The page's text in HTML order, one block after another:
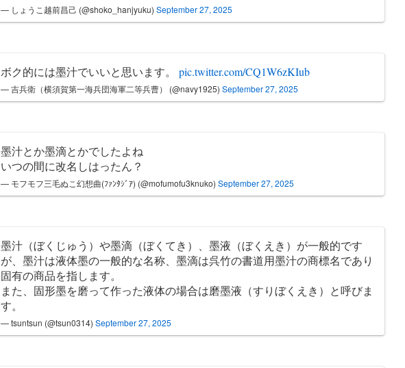
— しょうこ越前昌己 (@shoko_hanjyuku) September 27, 2025
ボク的には墨汁でいいと思います。 pic.twitter.com/CQ1W6zKIub
— 吉兵衛（横須賀第一海兵団海軍二等兵曹） (@navy1925) September 27, 2025
墨汁とか墨滴とかでしたよね
いつの間に改名しはったん？
— モフモフ三毛ぬこ幻想曲(ﾌｧﾝﾀｼﾞｱ) (@mofumofu3knuko) September 27, 2025
墨汁（ぼくじゅう）や墨滴（ぼくてき）、墨液（ぼくえき）が一般的です
が、墨汁は液体墨の一般的な名称、墨滴は呉竹の書道用墨汁の商標名であり
固有の商品を指します。
また、固形墨を磨って作った液体の場合は磨墨液（すりぼくえき）と呼びま
す。
— tsuntsun (@tsun0314) September 27, 2025